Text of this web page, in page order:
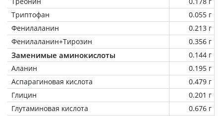
Триптофан
0.055 г
Фенилаланин
0.213 г
Фенилаланин+Тирозин
0.356 г
Заменимые аминокислоты
0.144 г
Аланин
0.195 г
Аспарагиновая кислота
0.479 г
Глицин
0.201 г
Глутаминовая кислота
0.676 г